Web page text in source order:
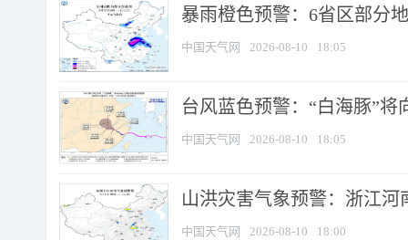
暴雨橙色预警：6省区部分
中国天气网 2026-08-10 18:05
台风蓝色预警：“白海豚”
中国天气网 2026-08-10 18:05
山洪灾害气象预警：浙江
中国天气网 2026-08-10 18:00